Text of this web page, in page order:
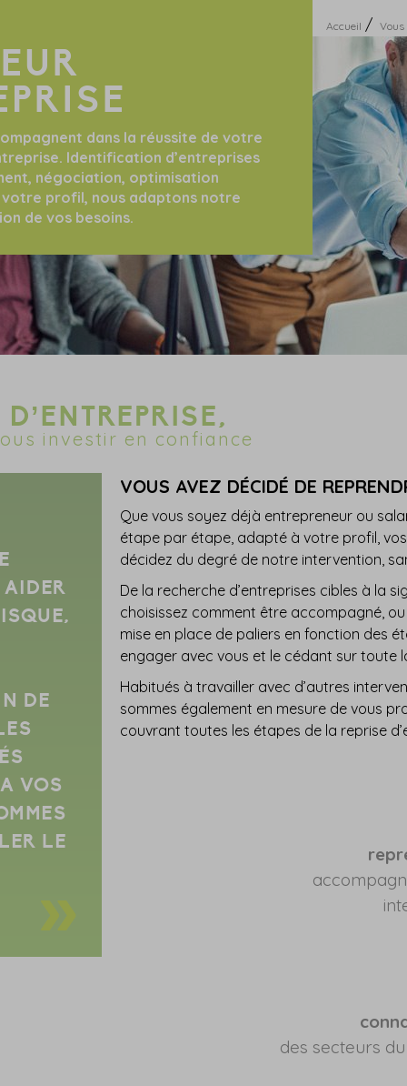
dans la réussite de votre
Identification d’entreprises
négociation, optimisation
profil, nous adaptons notre
de vos besoins.
Accueil / Vous
investir en confiance
DE
VOS
LE
VOUS AVEZ DÉCIDÉ DE
Que vous soyez déjà entrepreneur ou
étape par étape, adapté à votre profil,
décidez du degré de notre intervention,
De la recherche d’entreprises cibles à la
choisissez comment être accompagné,
mise en place de paliers en fonction des
engager avec vous et le cédant sur toute
Habitués à travailler avec d’autres
sommes également en mesure de vous
couvrant toutes les étapes de la reprise
des secteurs